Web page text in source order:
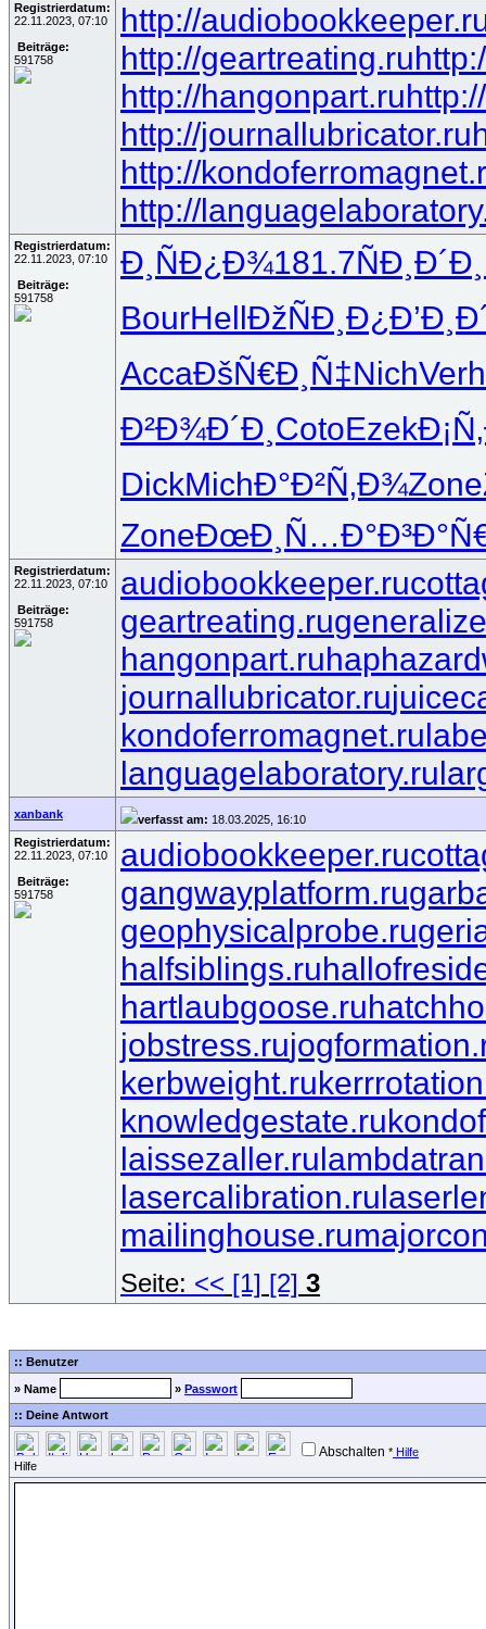
Registrierdatum:
22.11.2023, 07:10
Beiträge:
591758
http://
http://geartreating.ru
http://hangonpart.ru
http://journallubricator.ru
http://
http://
Registrierdatum:
22.11.2023, 07:10
Beiträge:
591758
Ð¸ÑÐ¿Ð¾181.7ÑÐ¸Ð´Ð¸
BourHellÐžÑÐ¸Ð¿
AccaÐšÑ€Ð¸Ñ‡NichVerh
Ð²Ð¾Ð´Ð¸ CotoEzek
DickMichÐ°Ð²Ñ‚Ð¾Zone
ZoneÐœÐ¸Ñ…Ð°
Registrierdatum:
22.11.2023, 07:10
Beiträge:
591758
audiobookkeeper.ru
geartreating.ru
hangonpart.ru
journallubricator.ru
kondoferromagnet.ru
languagelaboratory.ru
xanbank verfasst am: 18.03.2025, 16:10
Registrierdatum:
22.11.2023, 07:10
Beiträge:
591758
audiobookkeeper.ru
gangwayplatform.ru
geophysicalprobe.ru
halfsiblings.ru
hartlaubgoose.ru
jobstress.ru
kerbweight.ru
knowledgestate.ru
laissezaller.ru
lasercalibration.ru
mailinghouse.ru
Seite: << [1] [2] 3
:: Benutzer
» Name » Passwort
:: Deine Antwort
Abschalten * Hilfe
Hilfe